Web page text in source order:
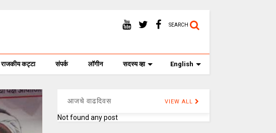
SEARCH
राजकीय कट्टा संपर्क लॉगीन सदस्य व्हा English
आजचे वाढदिवस VIEW ALL
Not found any post